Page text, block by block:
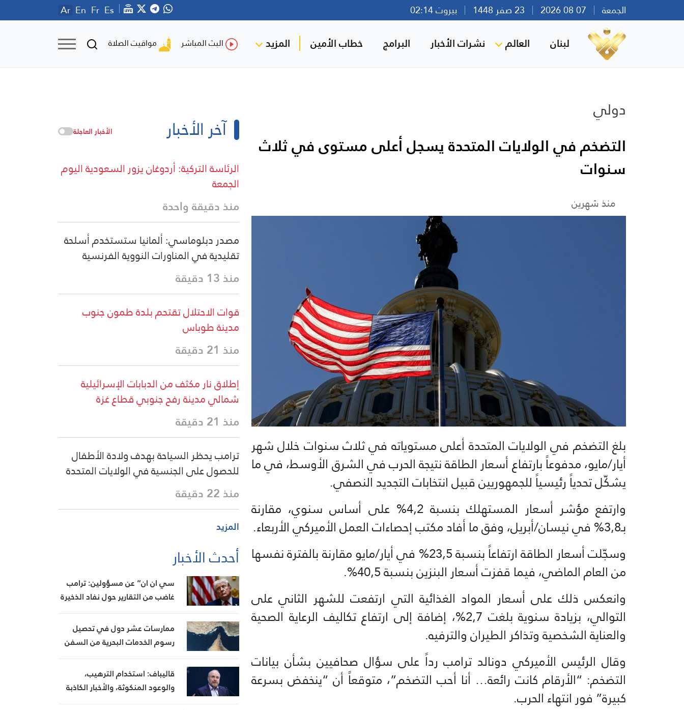
الجمعة بيروت 02:14 Ar En Fr Es
لبنان العالم نشرات الأخبار البرامج خطاب الأمين المزيد البث المباشر مواقيت الصلاة
دولي
التضخم في الولايات المتحدة يسجل أعلى مستوى في ثلاث
سنوات
منذ شهرين
بلغ التضخم في الولايات المتحدة أعلى مستوياته في ثلاث سنوات خلال شهر
أيار/مايو، مدفوعاً بارتفاع أسعار الطاقة نتيجة الحرب في الشرق الأوسط، في ما
يشكّل تحدياً رئيسياً للجمهوريين قبيل انتخابات التجديد النصفي.
وارتفع مؤشر أسعار المستهلك بنسبة 4,2% على أساس سنوي، مقارنة
بـ3,8% في نيسان/أبريل، وفق ما أفاد مكتب إحصاءات العمل الأميركي الأربعاء.
وسجّلت أسعار الطاقة ارتفاعاً بنسبة 23,5% في أيار/مايو مقارنة بالفترة نفسها
من العام الماضي، فيما قفزت أسعار البنزين بنسبة 40,5%.
وانعكس ذلك على أسعار المواد الغذائية التي ارتفعت للشهر الثاني على
التوالي، بزيادة سنوية بلغت 2,7%، إضافة إلى ارتفاع تكاليف الرعاية الصحية
والعناية الشخصية وتذاكر الطيران والترفيه.
وقال الرئيس الأميركي دونالد ترامب رداً على سؤال صحافيين بشأن بيانات
التضخم: “الأرقام كانت رائعة… أنا أحب التضخم”، متوقعاً أن “ينخفض بسرعة
كبيرة” فور انتهاء الحرب.
آخر الأخبار الأخبار العاجلة
الرئاسة التركية: أردوغان يزور السعودية اليوم
الجمعة
منذ دقيقة واحدة
مصدر دبلوماسي: ألمانيا ستستخدم أسلحة
تقليدية في المناورات النووية الفرنسية
منذ 13 دقيقة
قوات الاحتلال تقتحم بلدة طمون جنوب
مدينة طوباس
منذ 21 دقيقة
إطلاق نار مكثف من الدبابات الإسرائيلية
شمالي مدينة رفح جنوبي قطاع غزة
منذ 21 دقيقة
ترامب يحظر السياحة بهدف ولادة الأطفال
للحصول على الجنسية في الولايات المتحدة
منذ 22 دقيقة
المزيد
أحدث الأخبار
سي ان ان” عن مسؤولين: ترامب
غاضب من التقارير حول نفاد الذخيرة
المفاوضات
ممارسات عشر دول في تحصيل
رسوم الخدمات البحرية من السفن
قاليباف: استخدام الترهيب،
والوعود المنكوثة، والأخبار الكاذبة